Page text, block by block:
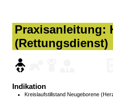
Praxisanleitung:
(Rettungsdienst)
Indikation
Kreislaufstillstand Neugeborene